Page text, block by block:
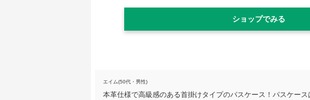
ショップでみる
エイム(50代・男性)
本革仕様で高級感のある首掛けタイプのパスケース！パスケー